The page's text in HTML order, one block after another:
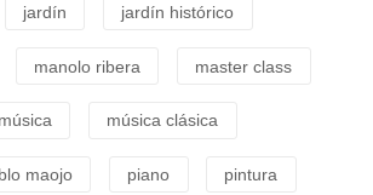
jardín jardín histórico
manolo ribera master class
música música clásica
maojo piano pintura